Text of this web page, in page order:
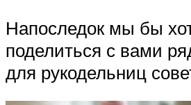
Напоследок мы бы
поделиться с вами
для рукодельниц